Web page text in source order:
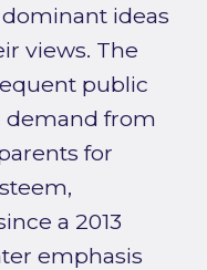
ideas
views. The
public
demand from
for
a 2013
emphasis